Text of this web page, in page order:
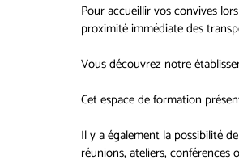
Pour accueillir vos convives
proximité immédiate des
Vous découvrez notre
Cet espace de formation
Il y a également la possibilité
réunions, ateliers, conférences